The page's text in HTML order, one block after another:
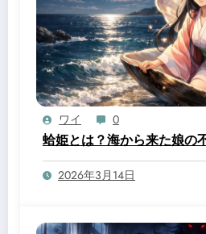
ワイ 0
蛤姫とは？海から来た娘の
2026年3月14日